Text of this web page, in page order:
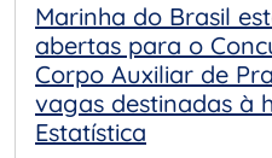
Marinha do Brasil
abertas para o
Corpo Auxiliar de
vagas destinadas à
Estatística